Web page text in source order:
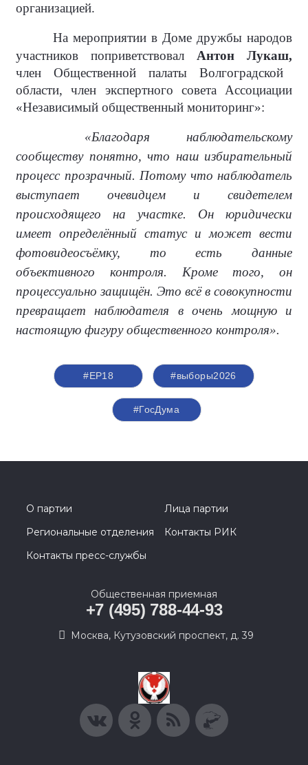
организацией.
На мероприятии в Доме дружбы народов
участников поприветствовал Антон Лукаш,
член Общественной палаты Волгоградской
области, член экспертного совета Ассоциации
«Независимый общественный мониторинг»:
«Благодаря наблюдательскому
сообществу понятно, что наш избирательный
процесс прозрачный. Потому что наблюдатель
выступает очевидцем и свидетелем
происходящего на участке. Он юридически
имеет определённый статус и может вести
фотовидеосъёмку, то есть данные
объективного контроля. Кроме того, он
процессуально защищён. Это всё в совокупности
превращает наблюдателя в очень мощную и
настоящую фигуру общественного контроля».
#ЕР18 #выборы2026
#ГосДума
О партии
Лица партии
Региональные отделения
Контакты РИК
Контакты пресс-службы
Общественная приемная
+7 (495) 788-44-93
Москва, Кутузовский проспект, д. 39